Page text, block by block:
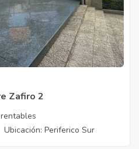
Zafiro 2
Ubicación: Periferico Sur